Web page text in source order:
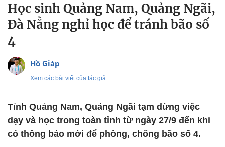
Học sinh Quảng Nam, Quảng Ngãi,
Đà Nẵng nghỉ học để tránh bão số
4
Hồ Giáp
Xem các bài viết của tác giả
Tỉnh Quảng Nam, Quảng Ngãi tạm dừng việc
dạy và học trong toàn tỉnh từ ngày 27/9 đến khi
có thông báo mới để phòng, chống bão số 4.